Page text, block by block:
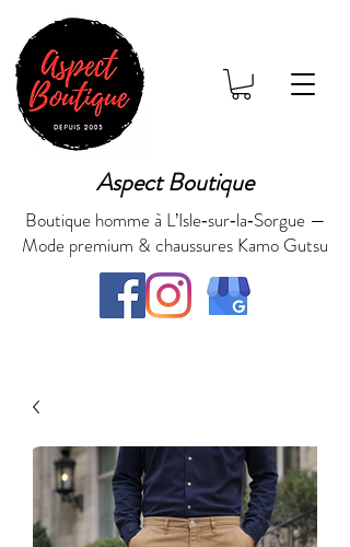
Aspect Boutique
Boutique homme à L’Isle‑sur‑la‑Sorgue —
Mode premium & chaussures Kamo Gutsu